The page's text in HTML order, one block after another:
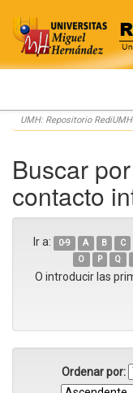
Skip
navigation
UMH: Repositorio RediUMH
Buscar
contacto
Ir a: 0-9 A B C
O
P Q
O introducir las
Ordenar por: